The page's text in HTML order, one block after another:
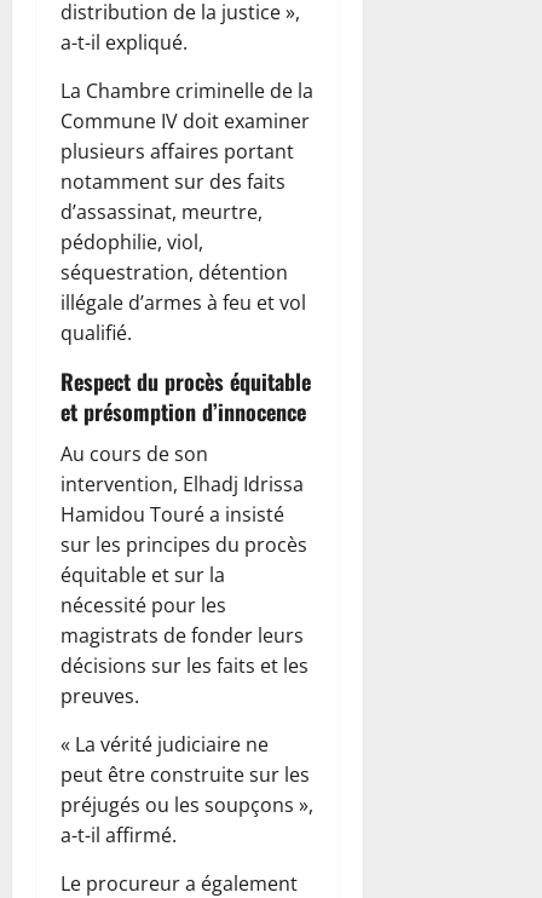
distribution de la justice »,
a-t-il expliqué.
La Chambre criminelle de la
Commune IV doit examiner
plusieurs affaires portant
notamment sur des faits
d’assassinat, meurtre,
pédophilie, viol,
séquestration, détention
illégale d’armes à feu et vol
qualifié.
Respect du procès équitable
et présomption d’innocence
Au cours de son
intervention, Elhadj Idrissa
Hamidou Touré a insisté
sur les principes du procès
équitable et sur la
nécessité pour les
magistrats de fonder leurs
décisions sur les faits et les
preuves.
« La vérité judiciaire ne
peut être construite sur les
préjugés ou les soupçons »,
a-t-il affirmé.
Le procureur a également